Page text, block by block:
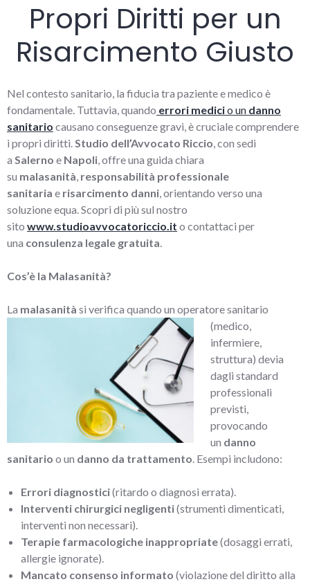
Propri Diritti per un
Risarcimento Giusto
Nel contesto sanitario, la fiducia tra paziente e medico è
fondamentale. Tuttavia, quando errori medicio un danno
sanitario causano conseguenze gravi, è cruciale comprendere
i propri diritti.Studio dell’Avvocato Riccio, con sedi
a Salerno e Napoli, offre una guida chiara
su malasanità, responsabilità professionale
sanitaria e risarcimento danni, orientando verso una
soluzione equa. Scopri di più sul nostro
sito www.studioavvocatoriccio.it o contattaci per
una consulenza legale gratuita.
Cos’è la Malasanità?
La malasanità si verifica quando un operatore sanitario
(medico,
infermiere,
struttura) devia
dagli standard
professionali
previsti,
provocando
un danno
sanitario o un danno da trattamento. Esempi includono:
Errori diagnostici(ritardo o diagnosi errata).
Interventi chirurgici negligenti(strumenti dimenticati,
interventi non necessari).
Terapie farmacologiche inappropriate(dosaggi errati,
allergie ignorate).
Mancato consenso informato (violazione del diritto alla